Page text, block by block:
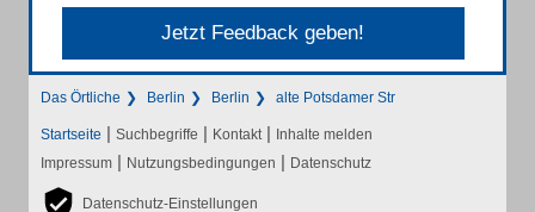
Jetzt Feedback geben!
Das Örtliche Berlin Berlin alte Potsdamer Str
Startseite | Suchbegriffe | Kontakt | Inhalte melden
Impressum | Nutzungsbedingungen | Datenschutz
Datenschutz-Einstellungen